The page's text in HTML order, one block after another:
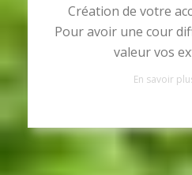
Création de votre
Pour avoir une cour
valeur vos
En savoir